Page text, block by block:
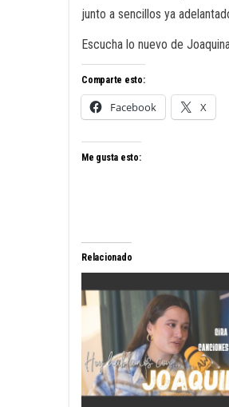
junto a sencillos ya
Escucha lo nuevo de
Comparte esto:
Facebook X
Me gusta esto:
Relacionado